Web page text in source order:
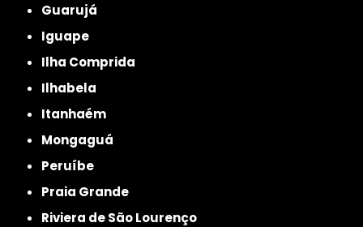
Guarujá
Iguape
Ilha Comprida
Ilhabela
Itanhaém
Mongaguá
Peruíbe
Praia Grande
Riviera de São Lourenço